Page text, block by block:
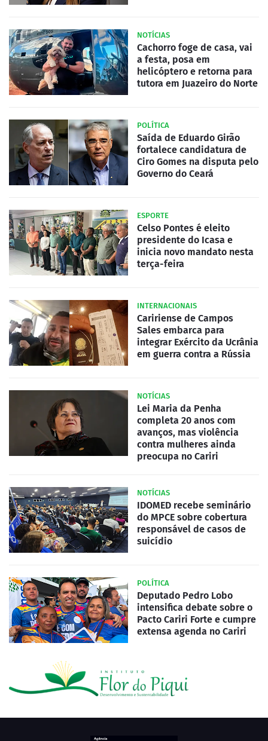
NOTÍCIAS
Cachorro foge de casa, vai
a festa, posa em
helicóptero e retorna para
tutora em Juazeiro do Norte
POLÍTICA
Saída de Eduardo Girão
fortalece candidatura de
Ciro Gomes na disputa pelo
Governo do Ceará
ESPORTE
Celso Pontes é eleito
presidente do Icasa e
inicia novo mandato nesta
terça-feira
INTERNACIONAIS
Caririense de Campos
Sales embarca para
integrar Exército da Ucrânia
em guerra contra a Rússia
NOTÍCIAS
Lei Maria da Penha
completa 20 anos com
avanços, mas violência
contra mulheres ainda
preocupa no Cariri
NOTÍCIAS
IDOMED recebe seminário
do MPCE sobre cobertura
responsável de casos de
suicídio
POLÍTICA
Deputado Pedro Lobo
intensifica debate sobre o
Pacto Cariri Forte e cumpre
extensa agenda no Cariri